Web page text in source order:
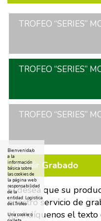
TROFEO “SERIES”
TROFEO “SERIES”
TROFEO “SERIES”
Añadir Grabado
Si desea que su
nuestro servicio de
y/o indíquenos el texto
Bienvenida/o
a la
información
básica sobre
las cookies de
la página web
responsabilidad
de la
entidad: Logistica
del Trofeo
Una cookie o